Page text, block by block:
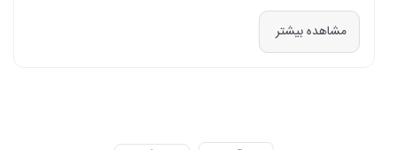
در دنیای پرشتاب امروز که کسب‌وکارها و سازمان‌ها برای افزایش بهره‌وری خود به
فناوری‌های نوین وابسته‌اند، دسترسی به ابزارهای کارآمد و قابل اعتماد یک
مشاهده بیشتر